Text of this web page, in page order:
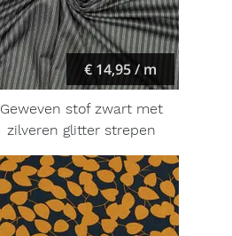
€ 14,95 / m
Geweven stof zwart met
zilveren glitter strepen